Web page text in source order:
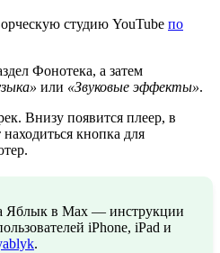
студию YouTube по
Фонотека, а затем
или «Звуковые эффекты».
Внизу появится плеер, в
кнопка для
Яблык в Max — инструкции
iPhone, iPad и
.